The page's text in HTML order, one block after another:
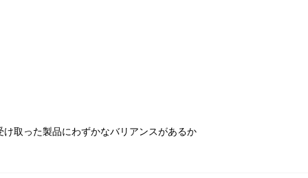
取った製品にわずかなバリアンスがあるか